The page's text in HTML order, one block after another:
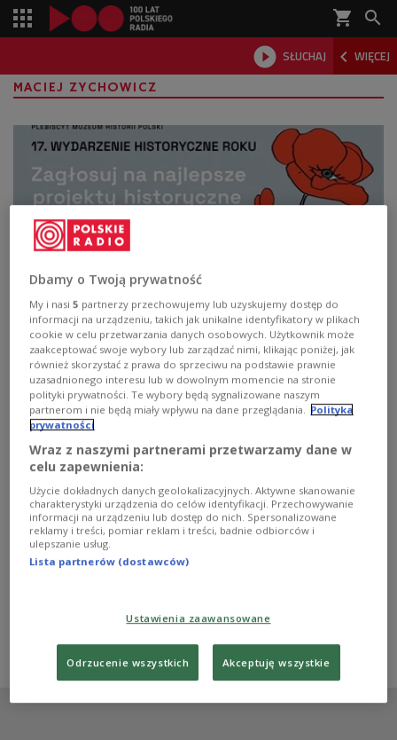
shopping_cart 
 SŁUCHAJ  WIĘCEJ

MACIEJ ZYCHOWICZ
Wydarzenie Historyczne Roku -
zwycięzców poznamy 24 września
Najlepsze historyczne wydarzenie, wystawę i
działalność edukacyjną minionego roku wybierają
internauci w konkursie Muzeum Historii Polski. To już
siedemnasta edycja plebiscytu. Zwycięzców poznamy
podczas uroczystej gali 24 września 2024 roku.
Zobacz więcej na temat:
Wydarzenie Historyczne Roku Muzeum Historii Polski
historia Polski
Jolanta Choińska-Mika Wojciech Duch
Mariusz Cieślik Marek Mutor Rafał Rogulski
Gabriela Sierocińska-Dec
Ośrodek Pamięć i Przyszłość
Poznańskie Centrum Dziedzictwa
Stowarzyszenie Dzieje Muzeum Warszawy
Muzeum Zamkowe w Malborku
Muzeum Emigracji w Gdyni
Muzeum Powstań Śląskich
Uniwersytet Śląski w Katowicach
Ryszard Kajzer
Dbamy o Twoją prywatność
My i nasi5 partnerzy przechowujemy lub uzyskujemy dostęp do
informacji na urządzeniu, takich jak unikalne identyfikatory w plikach
cookie w celu przetwarzania danych osobowych. Użytkownik może
zaakceptować swoje wybory lub zarządzać nimi, klikając poniżej, jak
również skorzystać z prawa do sprzeciwu na podstawie prawnie
uzasadnionego interesu lub w dowolnym momencie na stronie
polityki prywatności. Te wybory będą sygnalizowane naszym
partnerom i nie będą miały wpływu na dane przeglądania. Polityka
prywatności
Wraz z naszymi partnerami przetwarzamy dane w
celu zapewnienia:
Użycie dokładnych danych geolokalizacyjnych. Aktywne skanowanie
charakterystyki urządzenia do celów identyfikacji. Przechowywanie
informacji na urządzeniu lub dostęp do nich. Spersonalizowane
reklamy i treści, pomiar reklam i treści, badnie odbiorców i
ulepszanie usług.
Lista partnerów (dostawców)
Ustawienia zaawansowane
Odrzucenie wszystkich Akceptuję wszystkie